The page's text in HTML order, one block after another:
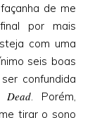
de me
por mais
com uma
seis boas
confundida
Dead. Porém,
tirar o sono